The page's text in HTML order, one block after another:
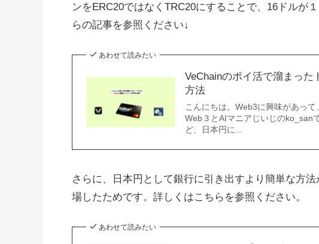
ンをERC20ではなくTRC20にすることで、16ドルが
らの記事を参照ください↓
あわせて読みたい
VeChainのポイ活で溜まった
方法
こんにちは。Web3に興味があっ
Web３とAIマニアじいじのko_san
ど、日本円に...
さらに、日本円として銀行に引き出すより簡単な方
場したためです。詳しくはこちらを参照ください。
あわせて読みたい